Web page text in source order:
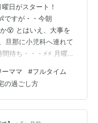
日がスタート！
すが・・今朝
😵 とはいえ、大事を
旦那に小児科へ連れて
待ち・・・⚡️⚡️ 月曜日
かないんです←← 結
けど一応薬をもら
宅で過ごすしかないた
ー、シールブック、
ーママ #フルタイム
の過ごし方